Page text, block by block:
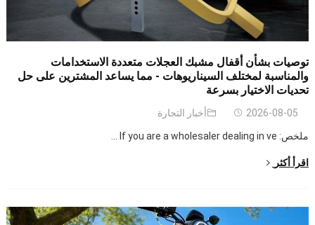
توصيات بشأن أقفال مشبك العجلات متعددة الاستخدامات
والمناسبة لمختلف السيناريوهات - مما يساعد المشترين على حل
تحديات الاختيار بسرعة
2026-08-05 أخبار التجارة
ملخص: If you are a wholesaler dealing in ve
اقرأ أكثر